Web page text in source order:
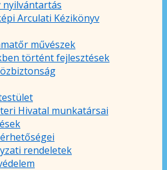
nyilvántartás
Arculati Kézikönyv
művészek
történt fejlesztések
Hivatal munkatársai
rendeletek